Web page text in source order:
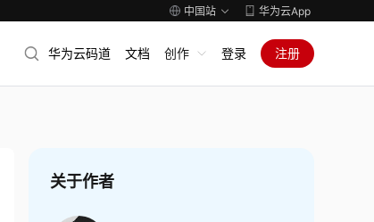
中国站 华为云App
华为云码道 文档 创作 登录 注册
关于作者